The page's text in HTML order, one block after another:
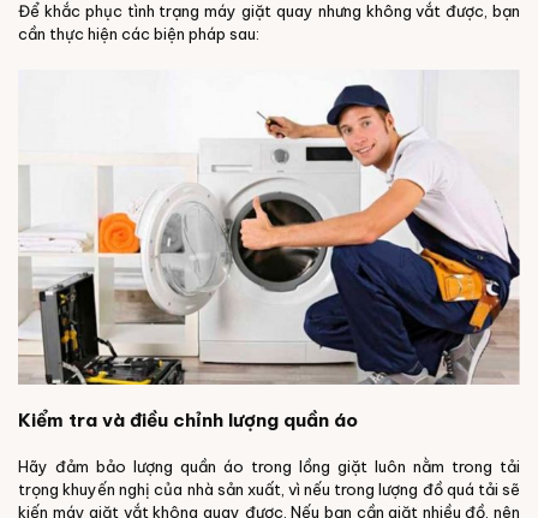
Để khắc phục tình trạng máy giặt quay nhưng không vắt được, bạn
cần thực hiện các biện pháp sau:
Kiểm tra và điều chỉnh lượng quần áo
Hãy đảm bảo lượng quần áo trong lồng giặt luôn nằm trong tải
trọng khuyến nghị của nhà sản xuất, vì nếu trong lượng đồ quá tải sẽ
kiến máy giặt vắt không quay được. Nếu bạn cần giặt nhiều đồ, nên